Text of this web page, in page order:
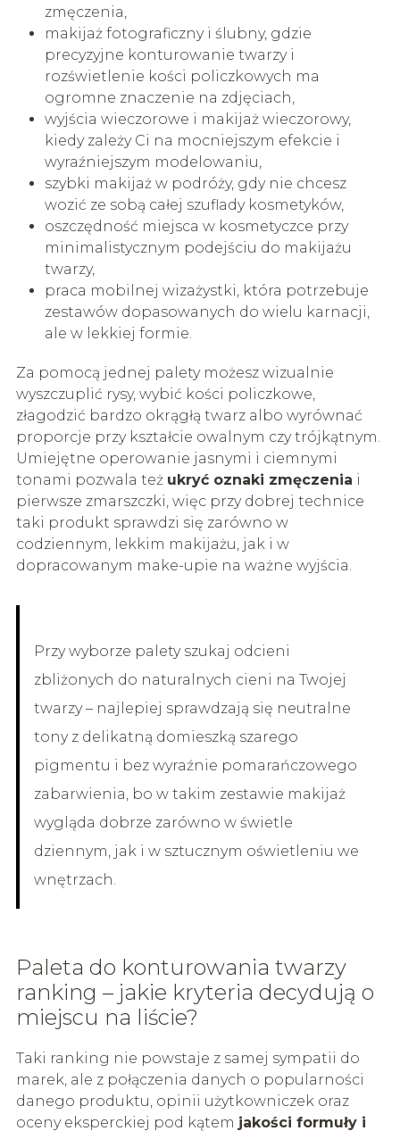
zmęczenia,
makijaż fotograficzny i ślubny, gdzie
precyzyjne konturowanie twarzy i
rozświetlenie kości policzkowych ma
ogromne znaczenie na zdjęciach,
wyjścia wieczorowe i makijaż wieczorowy,
kiedy zależy Ci na mocniejszym efekcie i
wyraźniejszym modelowaniu,
szybki makijaż w podróży, gdy nie chcesz
wozić ze sobą całej szuflady kosmetyków,
oszczędność miejsca w kosmetyczce przy
minimalistycznym podejściu do makijażu
twarzy,
praca mobilnej wizażystki, która potrzebuje
zestawów dopasowanych do wielu karnacji,
ale w lekkiej formie.
Za pomocą jednej palety możesz wizualnie
wyszczuplić rysy, wybić kości policzkowe,
złagodzić bardzo okrągłą twarz albo wyrównać
proporcje przy kształcie owalnym czy trójkątnym.
Umiejętne operowanie jasnymi i ciemnymi
tonami pozwala też ukryć oznaki zmęczenia i
pierwsze zmarszczki, więc przy dobrej technice
taki produkt sprawdzi się zarówno w
codziennym, lekkim makijażu, jak i w
dopracowanym make-upie na ważne wyjścia.
Przy wyborze palety szukaj odcieni
zbliżonych do naturalnych cieni na Twojej
twarzy – najlepiej sprawdzają się neutralne
tony z delikatną domieszką szarego
pigmentu i bez wyraźnie pomarańczowego
zabarwienia, bo w takim zestawie makijaż
wygląda dobrze zarówno w świetle
dziennym, jak i w sztucznym oświetleniu we
wnętrzach.
Paleta do konturowania twarzy
ranking – jakie kryteria decydują o
miejscu na liście?
Taki ranking nie powstaje z samej sympatii do
marek, ale z połączenia danych o popularności
danego produktu, opinii użytkowniczek oraz
oceny eksperckiej pod kątem jakości formuły i